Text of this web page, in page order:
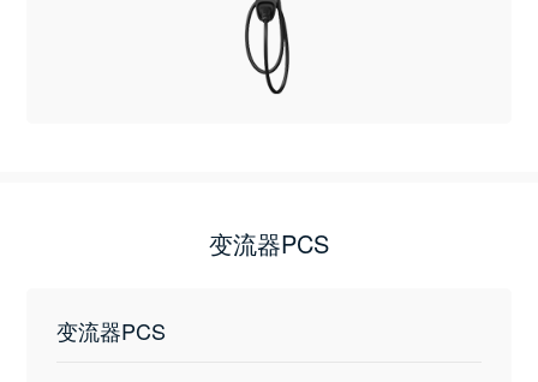
变流器PCS
变流器PCS